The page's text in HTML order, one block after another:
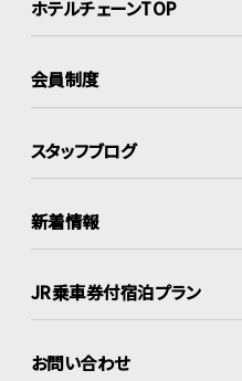
ホテルチェーンTOP
会員制度
スタッフブログ
新着情報
JR乗車券付宿泊プラン
お問い合わせ